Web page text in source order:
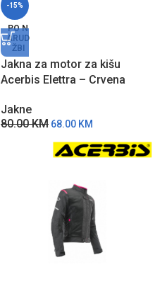
-15%
PO N
ARUD
ŽBI
Jakna za motor za kišu
Acerbis Elettra – Crvena
Jakne
80.00KM 68.00 KM